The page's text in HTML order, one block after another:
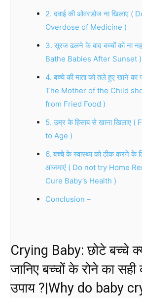
2. दवाई की ओवरडोज ना खिलाए (
Overdose of Medicine )
3. सूरज ढलने के बाद बच्चों को ना
Bathe Babies After Sunset )
4. बच्चे की माता को तले हुए खाने का
The Mother of the Child
from Fried Food )
5. उम्र के हिसाब से खाना खिलाए
to Age )
6. बच्चे के स्वास्थ्य को ठीक करने के
आजमाएं ( Do not try Home
Cure Baby’s Health )
Conclusion –
Crying Baby: छोटे बच्चे
जानिए बच्चों के रोने का
उपाय ?|Why do baby